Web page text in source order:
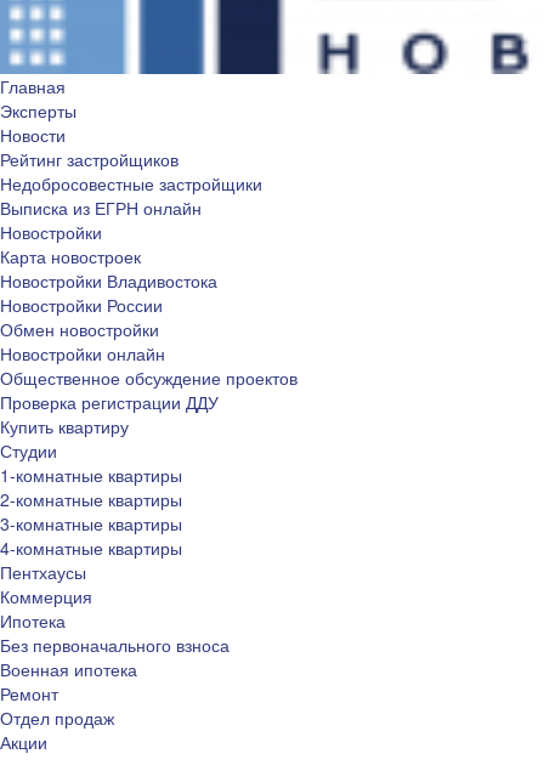
Главная
Эксперты
Новости
Рейтинг застройщиков
Недобросовестные застройщики
Выписка из ЕГРН онлайн
Новостройки
Карта новостроек
Новостройки Владивостока
Новостройки России
Обмен новостройки
Новостройки онлайн
Общественное обсуждение проектов
Проверка регистрации ДДУ
Купить квартиру
Студии
1-комнатные квартиры
2-комнатные квартиры
3-комнатные квартиры
4-комнатные квартиры
Пентхаусы
Коммерция
Ипотека
Без первоначального взноса
Военная ипотека
Ремонт
Отдел продаж
Акции